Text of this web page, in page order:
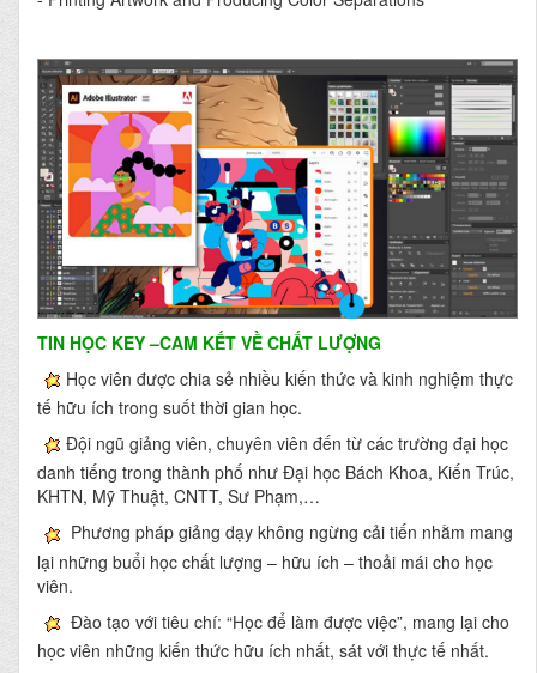
TIN HỌC KEY–CAM KẾT VỀ CHẤT LƯỢNG
Học viên được chia sẻ nhiều kiến thức và kinh nghiệm thực
tế hữu ích trong suốt thời gian học.
Đội ngũ giảng viên, chuyên viên đến từ các trường đại học
danh tiếng trong thành phố như Đại học Bách Khoa, Kiến Trúc,
KHTN, Mỹ Thuật, CNTT, Sư Phạm,…
Phương pháp giảng dạy không ngừng cải tiến nhằm mang
lại những buổi học chất lượng – hữu ích – thoải mái cho học
viên.
Đào tạo với tiêu chí: “Học để làm được việc”, mang lại cho
học viên những kiến thức hữu ích nhất, sát với thực tế nhất.